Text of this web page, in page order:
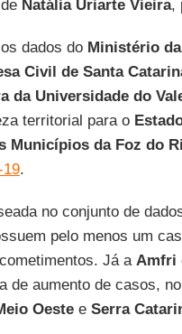
Natália Uriarte Vieira,
dados doMinistério da
Civil de Santa
da Universidade do
territorial para o
Municípios da Foz do
.
no conjunto de
pelo menos um
Já a Amfri
de aumento de casos,
Oestee Serra